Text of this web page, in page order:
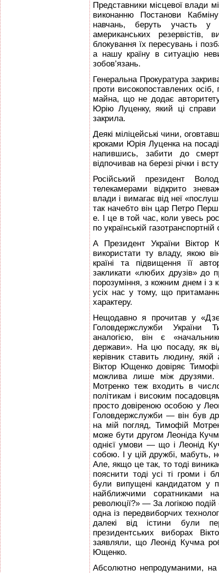
Представники місцевої влади
виконанню Постанови
навчань, беруть участь у
американських
блокування їх пересувань і
а нашу країну в ситуацію
зобов’язань.
Генеральна Прокуратура
проти високопоставлених осіб,
майна, що не додає авторитету
Юрію Луценку, який ці справи
закрила.
Деякі міліцейські чини,
кроками Юрія Луценка на
напившись, забити до
відпочивав на березі річки і
Російський президент
телекамерами відкрито
влади і вимагає від неї
так начебто він цар Петро
е. І це в той час, коли увесь
по українській газотранспортній
А Президент України
використати ту владу, якою
країні та підвищення її
закликати «любих друзів» до
порозуміння, з кожним днем і
усіх нас у тому, що
характеру.
Нещодавно я прочитав у
Головдержслужби України
аналогією, він є
держави». На цю посаду, як
керівник ставить людину,
Віктор Ющенко довіряє
можлива лише між
Мотренко теж входить в
політикам і високим
просто довіреною особою у
Головдержслужби — він був
на мій погляд, Тимофій
може бути другом Леоніда
однієї умови — що і Леонід
собою. І у цій дружбі, мабуть,
Але, якщо це так, то тоді
пояснити тоді усі ті громи і
були випущені кандидатом у
найближчими соратниками
революції?» — За логікою
одна із передвиборчих
далекі від істини були
президентських виборах
заявляли, що Леонід Кучма
Ющенко.
Абсолютно непродуманими, на